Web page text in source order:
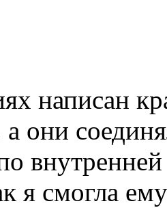
написан
они
я смогла